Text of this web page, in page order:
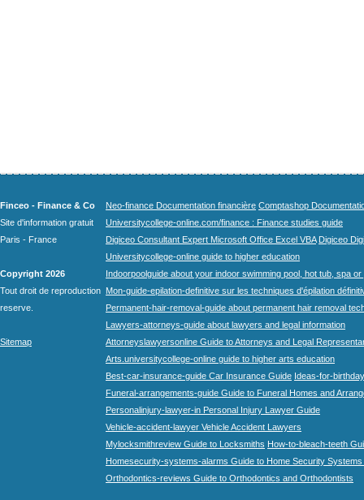
Finceo - Finance & Co
Site d'information gratuit
Paris - France
Copyright 2026
Tout droit de reproduction
reserve.
Sitemap
Neo-finance Documentation financière Comptashop
Universitycollege-online.com/finance : Finance studies guide
Digiceo Consultant Expert Microsoft Office Excel VBA Digiceo
Universitycollege-online guide to higher education
Indoorpoolguide about your indoor swimming pool, hot tub, spa
Mon-guide-epilation-definitive sur les techniques d'épilation
Permanent-hair-removal-guide about permanent hair removal
Lawyers-attorneys-guide about lawyers and legal information
Attorneyslawyersonline Guide to Attorneys and Legal
Arts.universitycollege-online guide to higher arts education
Best-car-insurance-guide Car Insurance Guide Ideas-for-
Funeral-arrangements-guide Guide to Funeral Homes and
Personalinjury-lawyer-in Personal Injury Lawyer Guide
Vehicle-accident-lawyer Vehicle Accident Lawyers
Mylocksmithreview Guide to Locksmiths How-to-bleach-teeth
Homesecurity-systems-alarms Guide to Home Security Systems
Orthodontics-reviews Guide to Orthodontics and Orthodontists